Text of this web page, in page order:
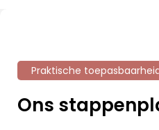
Praktische
Ons